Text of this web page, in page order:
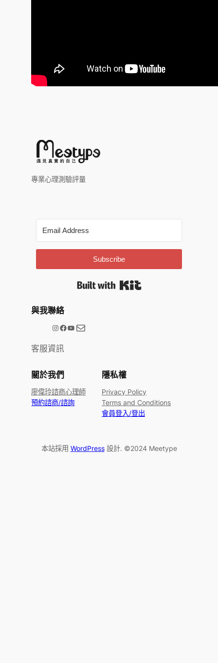
專業心理測驗評量
Subscribe
與我聯絡
@meetype.tw Facebook YouTube 電子郵件
客服資訊
關於我們
廖偉玲諮商心理師
預約諮商/諮詢
隱私權
Privacy Policy
Terms and Conditions
會員登入/登出
本站採用 WordPress設計. ©2024 Meetype